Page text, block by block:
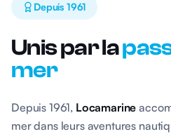
Depuis 1961
Unis par la
mer
Depuis 1961, Locamarine
mer dans leurs aventures